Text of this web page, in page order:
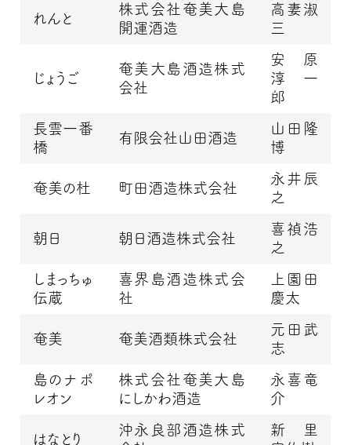
れんと
株式会社奄美大島
開運酒造
高妻淑
三
じょうご
奄美大島酒造株式
会社
安原
淳一
郎
長雲一番
橋
有限会社山田酒造
山田隆
博
奄美の杜 町田酒造株式会社
永井辰
之
朝日 朝日酒造株式会社
喜禎浩
之
しまっちゅ
伝蔵
喜界島酒造株式会
社
上園田
慶太
奄美 奄美酒類株式会社
元田武
志
島のナポ
レオン
株式会社奄美大島
にしかわ酒造
永喜竜
介
はなとり
沖永良部酒造株式
新里